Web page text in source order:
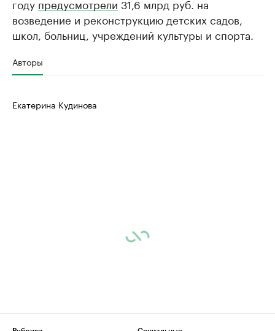
году предусмотрели 31,6 млрд руб. на
возведение и реконструкцию детских садов,
школ, больниц, учреждений культуры и спорта.
Авторы
Екатерина Кудинова